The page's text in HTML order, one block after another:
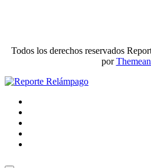
Todos los derechos reservados
por